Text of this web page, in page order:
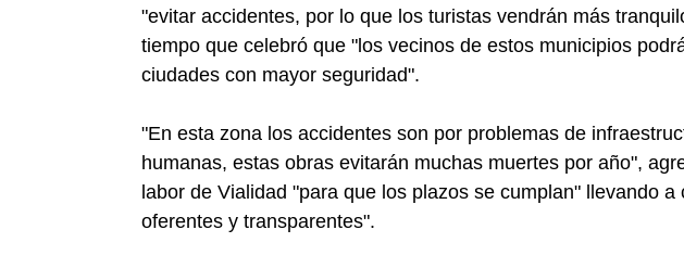
"evitar accidentes, por lo que los turistas vendrán más
tiempo que celebró que "los vecinos de estos municipios
ciudades con mayor seguridad".
"En esta zona los accidentes son por problemas de
humanas, estas obras evitarán muchas muertes por año",
labor de Vialidad "para que los plazos se cumplan" llevando
oferentes y transparentes".